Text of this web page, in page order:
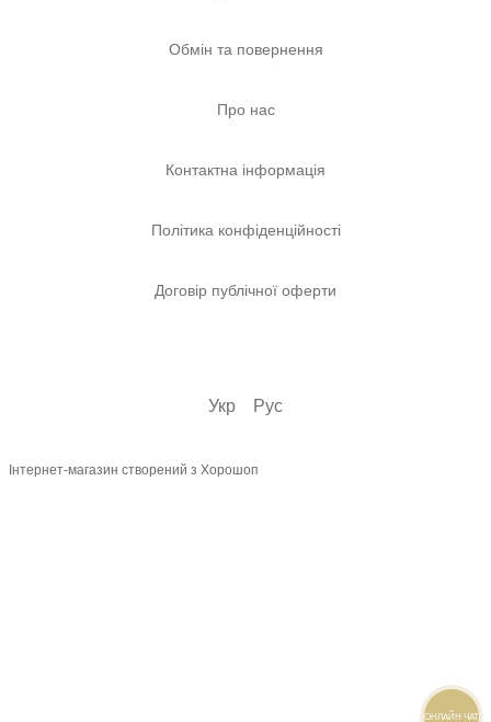
Обмін та повернення
Про нас
Контактна інформація
Політика конфіденційності
Договір публічної оферти
Укр Рус
Інтернет-магазин створений з Хорошоп
ОНЛАЙН ЧАТ